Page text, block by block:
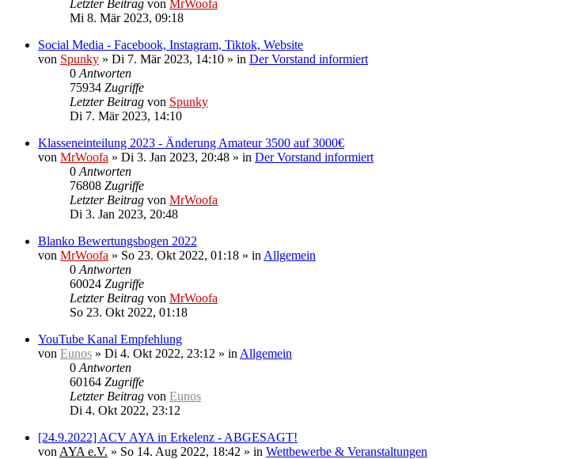
Letzter Beitrag von MrWoofa
Mi 8. Mär 2023, 09:18
Social Media - Facebook, Instagram, Tiktok, Website
von Spunky » Di 7. Mär 2023, 14:10 » in Der Vorstand informiert
0 Antworten
75934 Zugriffe
Letzter Beitrag von Spunky
Di 7. Mär 2023, 14:10
Klasseneinteilung 2023 - Änderung Amateur 3500 auf 3000€
von MrWoofa » Di 3. Jan 2023, 20:48 » in Der Vorstand informiert
0 Antworten
76808 Zugriffe
Letzter Beitrag von MrWoofa
Di 3. Jan 2023, 20:48
Blanko Bewertungsbogen 2022
von MrWoofa » So 23. Okt 2022, 01:18 » in Allgemein
0 Antworten
60024 Zugriffe
Letzter Beitrag von MrWoofa
So 23. Okt 2022, 01:18
YouTube Kanal Empfehlung
von Eunos » Di 4. Okt 2022, 23:12 » in Allgemein
0 Antworten
60164 Zugriffe
Letzter Beitrag von Eunos
Di 4. Okt 2022, 23:12
[24.9.2022] ACV AYA in Erkelenz - ABGESAGT!
von AYA e.V. » So 14. Aug 2022, 18:42 » in Wettbewerbe & Veranstaltungen